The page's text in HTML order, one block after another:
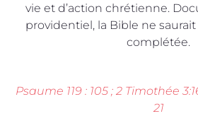
vie et d’action chrétienne.
providentiel, la Bible ne
complétée.
Psaume 119 : 105 ; 2 Timothée
21